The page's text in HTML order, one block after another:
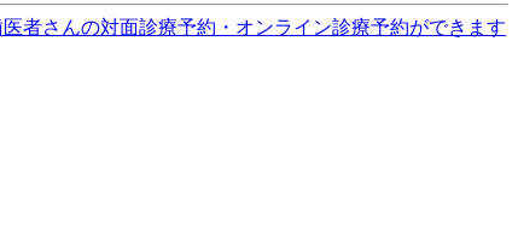
医者さんの対面診療予約・オンライン診療予約ができます